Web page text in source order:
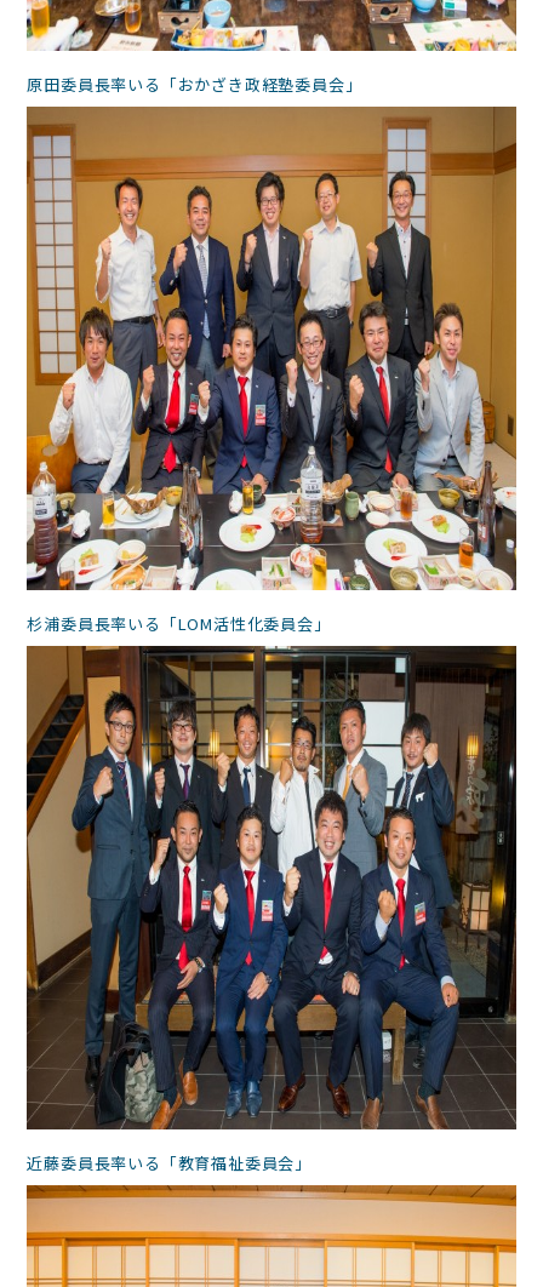
原田委員長率いる「おかざき政経塾委員会」
杉浦委員長率いる「LOM活性化委員会」
近藤委員長率いる「教育福祉委員会」